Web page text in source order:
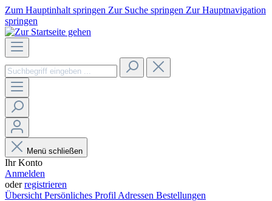
Zum Hauptinhalt springen Zur Suche springen Zur Hauptnavigation
springen
Menü schließen
Ihr Konto
Anmelden
oderregistrieren
Übersicht Persönliches Profil Adressen Bestellungen